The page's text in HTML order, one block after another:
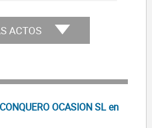
ACTOS
OCASION SL en